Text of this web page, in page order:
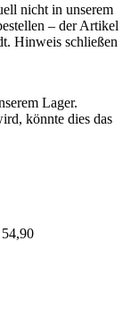
nicht in unserem
– der Artikel
Hinweis schließen
Lager.
könnte dies das